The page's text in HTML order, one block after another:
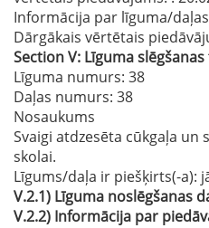
Informācija par līguma/
Dārgākais vērtētais
SectionV: Līguma
Līguma numurs: 38
Daļas numurs: 38
Nosaukums
Svaigi atdzesēta cūkgaļa un
skolai.
Līgums/daļa ir piešķirts(-a):
V.2.1) Līguma noslēgšanas
V.2.2) Informācija par